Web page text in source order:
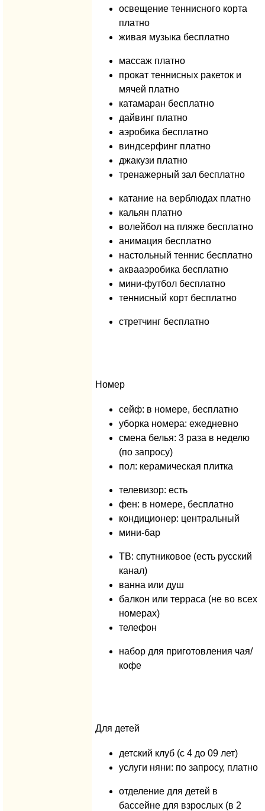
освещение теннисного корта
платно
живая музыка бесплатно
массаж платно
прокат теннисных ракеток и
мячей платно
катамаран бесплатно
дайвинг платно
аэробика бесплатно
виндсерфинг платно
джакузи платно
тренажерный зал бесплатно
катание на верблюдах платно
кальян платно
волейбол на пляже бесплатно
анимация бесплатно
настольный теннис бесплатно
аквааэробика бесплатно
мини-футбол бесплатно
теннисный корт бесплатно
стретчинг бесплатно
Номер
сейф: в номере, бесплатно
уборка номера: ежедневно
смена белья: 3 раза в неделю
(по запросу)
пол: керамическая плитка
телевизор: есть
фен: в номере, бесплатно
кондиционер: центральный
мини-бар
ТВ: спутниковое (есть русский
канал)
ванна или душ
балкон или терраса (не во всех
номерах)
телефон
набор для приготовления чая/
кофе
Для детей
детский клуб (с 4 до 09 лет)
услуги няни: по запросу, платно
отделение для детей в
бассейне для взрослых (в 2